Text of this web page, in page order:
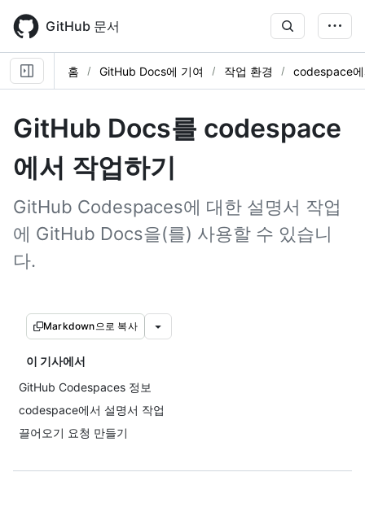
main
content
GitHub 문서
홈 GitHub Docs에 기여 작업 환경 codespace
GitHub Docs를 codespace
에서 작업하기
GitHub Codespaces에 대한 설명서 작업
에 GitHub Docs을(를) 사용할 수 있습니
다.
Markdown으로 복사
이 기사에서
GitHub Codespaces 정보
codespace에서 설명서 작업
끌어오기 요청 만들기